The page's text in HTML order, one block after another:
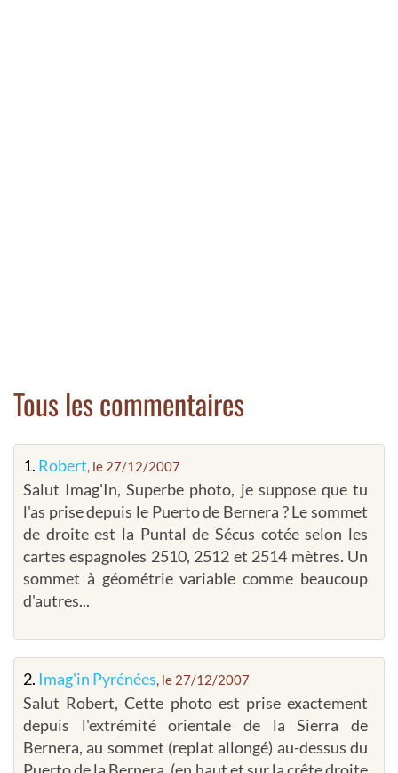
Tous les commentaires
1. Robert, le 27/12/2007
Salut Imag'In, Superbe photo, je suppose que tu
l'as prise depuis le Puerto de Bernera ? Le sommet
de droite est la Puntal de Sécus cotée selon les
cartes espagnoles 2510, 2512 et 2514 mètres. Un
sommet à géométrie variable comme beaucoup
d'autres...
2. Imag'in Pyrénées, le 27/12/2007
Salut Robert, Cette photo est prise exactement
depuis l'extrémité orientale de la Sierra de
Bernera, au sommet (replat allongé) au-dessus du